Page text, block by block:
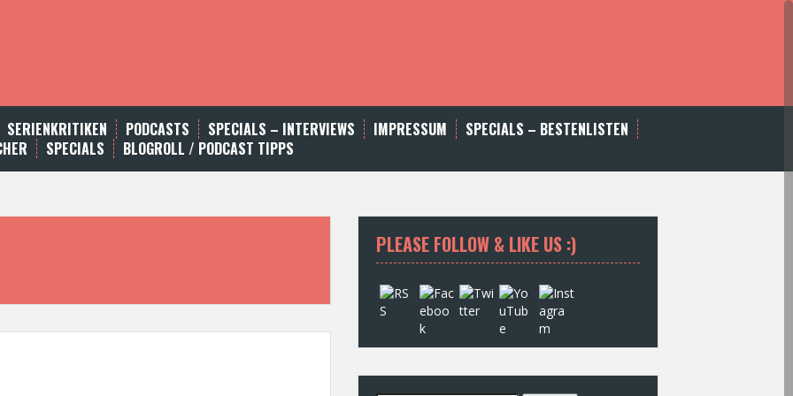
SERIENKRITIKEN PODCASTS SPECIALS – INTERVIEWS IMPRESSUM
SPECIALS – BESTENLISTEN
SPECIALS BLOGROLL / PODCAST TIPPS
PLEASE FOLLOW & LIKE US :)